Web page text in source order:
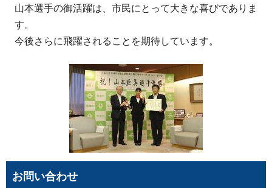
山本選手の御活躍は、市民にとって大きな喜びでありま
す。
今後さらに飛躍されることを期待しています。
お問い合わせ